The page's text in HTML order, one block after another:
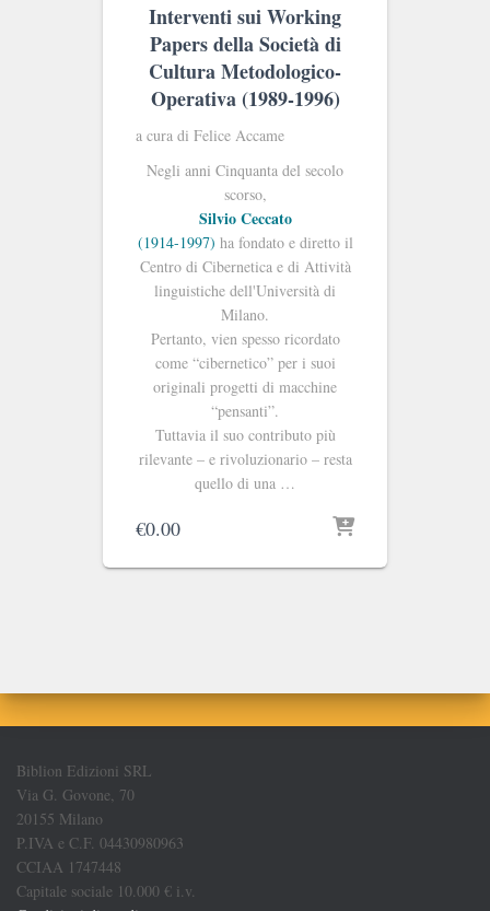
Interventi sui Working
Papers della Società di
Cultura Metodologico-
Operativa (1989-1996)
a cura di Felice Accame
Negli anni Cinquanta del secolo
scorso,
Silvio Ceccato
(1914-1997) ha fondato e diretto il
Centro di Cibernetica e di Attività
linguistiche dell'Università di
Milano.
Pertanto, vien spesso ricordato
come “cibernetico” per i suoi
originali progetti di macchine
“pensanti”.
Tuttavia il suo contributo più
rilevante – e rivoluzionario – resta
quello di una …
€0.00
Biblion Edizioni SRL
Via G. Govone, 70
20155 Milano
P.IVA e C.F. 04430980963
CCIAA 1747448
Capitale sociale 10.000 € i.v.